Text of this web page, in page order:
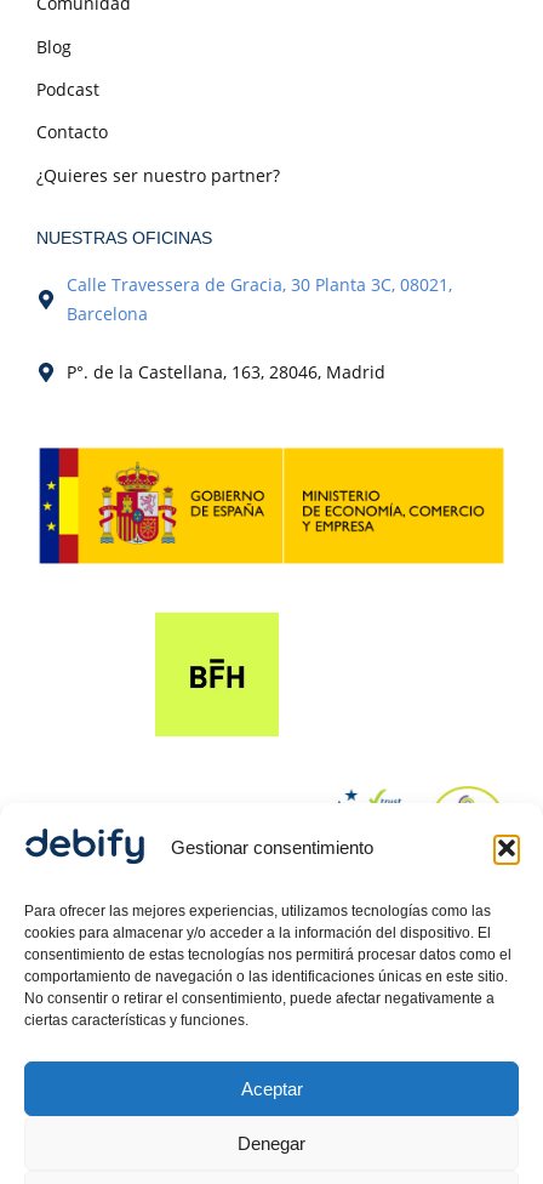
Gestionar consentimiento
Para ofrecer las mejores experiencias, utilizamos tecnologías como las
cookies para almacenar y/o acceder a la información del dispositivo. El
consentimiento de estas tecnologías nos permitirá procesar datos como el
comportamiento de navegación o las identificaciones únicas en este sitio.
No consentir o retirar el consentimiento, puede afectar negativamente a
ciertas características y funciones.
Aceptar
Denegar
Blog
Podcast
Contacto
¿Quieres ser nuestro partner?
NUESTRAS OFICINAS
Calle Travessera de Gracia, 30 Planta 3C, 08021,
Barcelona
P°. de la Castellana, 163, 28046, Madrid
© 2024 Debify – Derechos reservados.
Política de Privacidad
Aviso Legal
Política de cookies
Mercantil de Barcelona, Hoja 557512, Tomo 47626,
Carlos Guerrero